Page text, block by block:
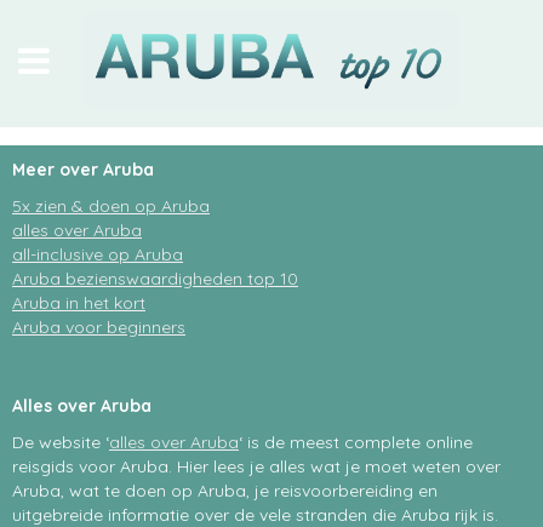
stranden
Arikok NP
in en op het water
bezienswaardigheden
excursies
Oranjestad
Renaissance Island
Meer over Aruba
5x zien & doen op Aruba
alles over Aruba
all-inclusive op Aruba
Aruba bezienswaardigheden top 10
Aruba in het kort
Aruba voor beginners
Alles over Aruba
De website ‘alles over Aruba‘ is de meest complete online
reisgids voor Aruba. Hier lees je alles wat je moet weten over
Aruba, wat te doen op Aruba, je reisvoorbereiding en
uitgebreide informatie over de vele stranden die Aruba rijk is.